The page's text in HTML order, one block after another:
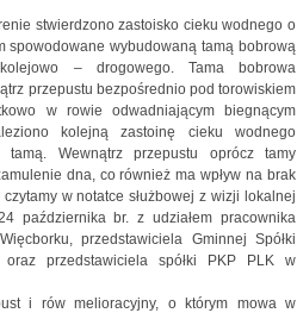
stwierdzono zastoisko cieku wodnego o
spowodowane wybudowaną tamą bobrową
– drogowego. Tama bobrowa
przepustu bezpośrednio pod torowiskiem
w rowie odwadniającym biegnącym
kolejną zastoinę cieku wodnego
tamą. Wewnątrz przepustu oprócz tamy
dna, co również ma wpływ na brak
w notatce służbowej z wizji lokalnej
października br. z udziałem pracownika
przedstawiciela Gminnej Spółki
przedstawiciela spółki PKP PLK w
i rów melioracyjny, o którym mowa w